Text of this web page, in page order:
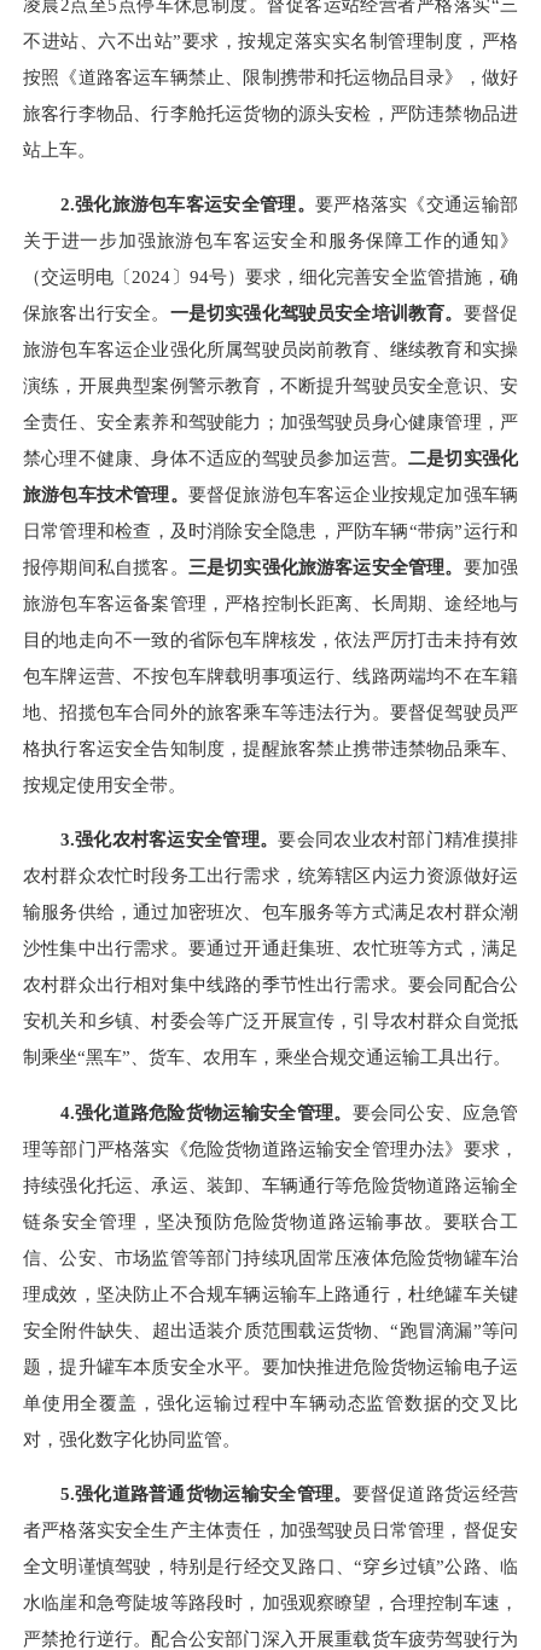
凌晨2点至5点停车休息制度。督促客运站经营者严格落实“三
不进站、六不出站”要求，按规定落实实名制管理制度，严格
按照《道路客运车辆禁止、限制携带和托运物品目录》，做好
旅客行李物品、行李舱托运货物的源头安检，严防违禁物品进
站上车。
2.强化旅游包车客运安全管理。 要严格落实《交通运输部
关于进一步加强旅游包车客运安全和服务保障工作的通知》
（交运明电〔2024〕94号）要求，细化完善安全监管措施，确
保旅客出行安全。 一是切实强化驾驶员安全培训教育。 要督促
旅游包车客运企业强化所属驾驶员岗前教育、继续教育和实操
演练，开展典型案例警示教育，不断提升驾驶员安全意识、安
全责任、安全素养和驾驶能力；加强驾驶员身心健康管理，严
禁心理不健康、身体不适应的驾驶员参加运营。二是切实强化
旅游包车技术管理。 要督促旅游包车客运企业按规定加强车辆
日常管理和检查，及时消除安全隐患，严防车辆“带病”运行和
报停期间私自揽客。 三是切实强化旅游客运安全管理。 要加强
旅游包车客运备案管理，严格控制长距离、长周期、途经地与
目的地走向不一致的省际包车牌核发，依法严厉打击未持有效
包车牌运营、不按包车牌载明事项运行、线路两端均不在车籍
地、招揽包车合同外的旅客乘车等违法行为。要督促驾驶员严
格执行客运安全告知制度，提醒旅客禁止携带违禁物品乘车、
按规定使用安全带。
3.强化农村客运安全管理。要会同农业农村部门精准摸排
农村群众农忙时段务工出行需求，统筹辖区内运力资源做好运
输服务供给，通过加密班次、包车服务等方式满足农村群众潮
沙性集中出行需求。要通过开通赶集班、农忙班等方式，满足
农村群众出行相对集中线路的季节性出行需求。要会同配合公
安机关和乡镇、村委会等广泛开展宣传，引导农村群众自觉抵
制乘坐“黑车”、货车、农用车，乘坐合规交通运输工具出行。
4.强化道路危险货物运输安全管理。 要会同公安、应急管
理等部门严格落实《危险货物道路运输安全管理办法》要求，
持续强化托运、承运、装卸、车辆通行等危险货物道路运输全
链条安全管理，坚决预防危险货物道路运输事故。要联合工
信、公安、市场监管等部门持续巩固常压液体危险货物罐车治
理成效，坚决防止不合规车辆运输车上路通行，杜绝罐车关键
安全附件缺失、超出适装介质范围载运货物、“跑冒滴漏”等问
题，提升罐车本质安全水平。要加快推进危险货物运输电子运
单使用全覆盖，强化运输过程中车辆动态监管数据的交叉比
对，强化数字化协同监管。
5.强化道路普通货物运输安全管理。 要督促道路货运经营
者严格落实安全生产主体责任，加强驾驶员日常管理，督促安
全文明谨慎驾驶，特别是行经交叉路口、“穿乡过镇”公路、临
水临崖和急弯陡坡等路段时，加强观察瞭望，合理控制车速，
严禁抢行逆行。配合公安部门深入开展重载货车疲劳驾驶行为